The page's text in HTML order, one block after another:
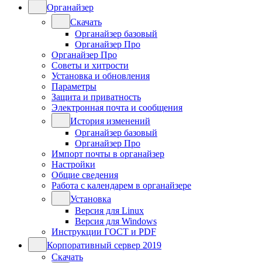
Органайзер
Скачать
Органайзер базовый
Органайзер Про
Органайзер Про
Советы и хитрости
Установка и обновления
Параметры
Защита и приватность
Электронная почта и сообщения
История изменений
Органайзер базовый
Органайзер Про
Импорт почты в органайзер
Настройки
Общие сведения
Работа с календарем в органайзере
Установка
Версия для Linux
Версия для Windows
Инструкции ГОСТ и PDF
Корпоративный сервер 2019
Скачать